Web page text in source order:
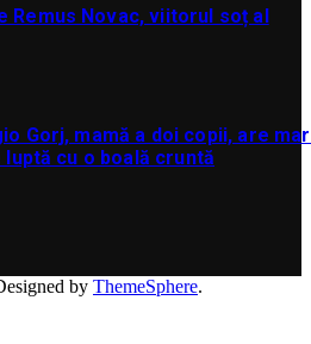
Remus Novac, viitorul soț al
Gorj, mamă a doi copii, are
cu o boală cruntă
by ThemeSphere.